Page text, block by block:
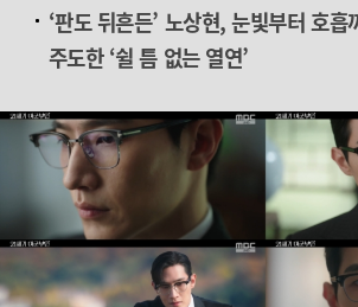
‘판도 뒤흔든’ 노상현, 눈빛부터 호흡
주도한 ‘쉴 틈 없는 열연’